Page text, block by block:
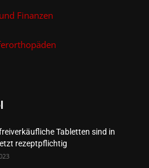
Finanzen
Tabletten sind in
rezeptpflichtig